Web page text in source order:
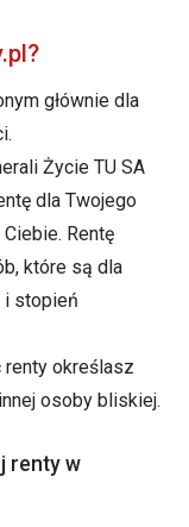
głównie dla
Życie TU SA
dla Twojego
Rentę
które są dla
i stopień
renty określasz
osoby bliskiej.
renty w